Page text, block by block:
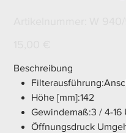
Beschreibung
Höhe [mm]:142
Gewindemaß:3 / 4-16
Öffnungsdruck